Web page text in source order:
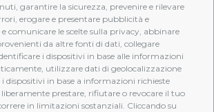
garantire la sicurezza, prevenire e rilevare
erogare e presentare pubblicità e
comunicare le scelte sulla privacy, abbinare
da altre fonti di dati, collegare
i dispositivi in base alle informazioni
utilizzare dati di geolocalizzazione
i dispositivi in base a informazioni richieste
prestare, rifiutare o revocare il tuo
in limitazioni sostanziali. Cliccando su